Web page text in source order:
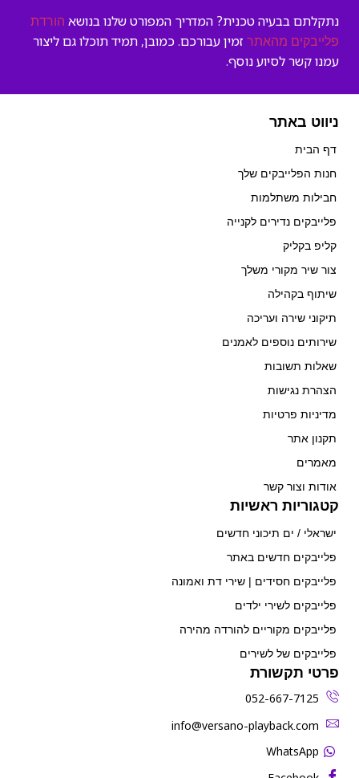
נתקלתם בבעיה טכנית? המדריך המפורט שלנו בנושא הורדת
פלייבקים מהאתר זמין עבורכם. כמובן, תמיד תוכלו גם ליצור
עמנו קשר לסיוע נוסף.
ניווט באתר
דף הבית
חנות הפלייבקים שלך
חבילות משתלמות
פלייבקים נדירים לקנייה
קליפ בקליק
צור שיר מקורי משלך
שיתוף בקהילה
תיקוני שירה ועריכה
שירותים נוספים לאמנים
שאלות תשובות
הצהרת נגישות
מדיניות פרטיות
תקנון אתר
מאמרים
אודות וצור קשר
קטגוריות ראשיות
ישראלי / ים תיכוני חדשים
פלייבקים חדשים באתר
פלייבקים חסידים | שירי דת ואמונה
פלייבקים לשירי ילדים
פלייבקים מקוריים להורדה מהירה
פלייבקים של לשירים
פרטי תקשורת
052-667-7125
‫info@versano-playback.com‬
WhatsApp